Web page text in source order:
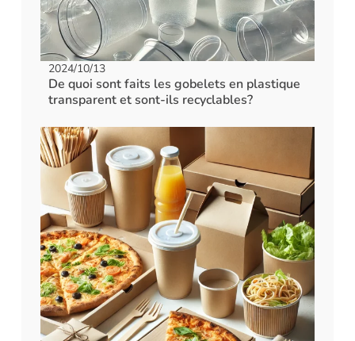
2024/10/13
De quoi sont faits les gobelets en plastique
transparent et sont-ils recyclables?